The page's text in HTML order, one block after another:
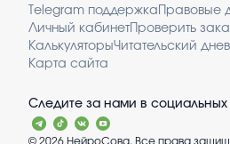
Telegram поддержка Правовые
Личный кабинетПроверить
КалькуляторыЧитательский
Карта сайта
Следите за нами в социальных
© 2026 НейроСова. Все права